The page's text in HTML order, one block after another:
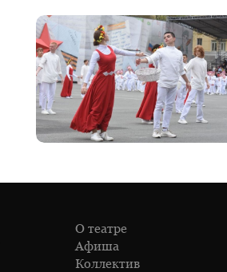
О театре
Афиша
Коллектив